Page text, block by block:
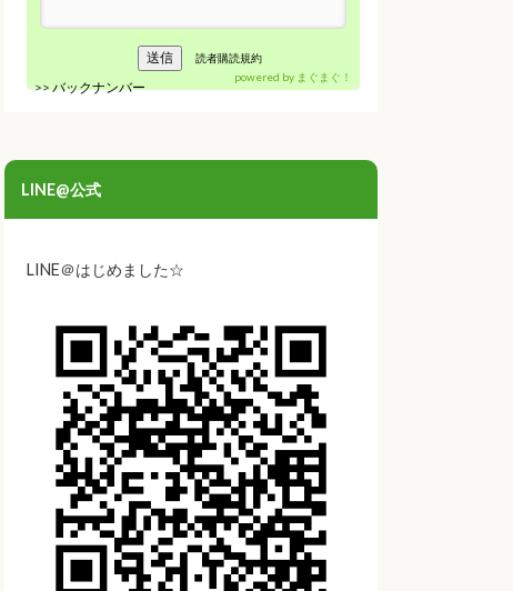
読者購読規約
>>バックナンバー
powered by まぐまぐ！
LINE@公式
LINE＠はじめました☆